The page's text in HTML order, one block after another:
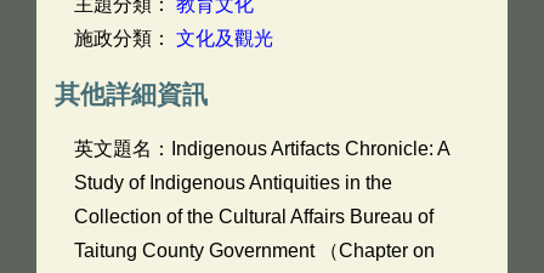
主題分類： 教育文化
施政分類： 文化及觀光
其他詳細資訊
英文題名：
Indigenous Artifacts Chronicle: A
Study of Indigenous Antiquities in the
Collection of the Cultural Affairs Bureau of
Taitung County Government （Chapter on